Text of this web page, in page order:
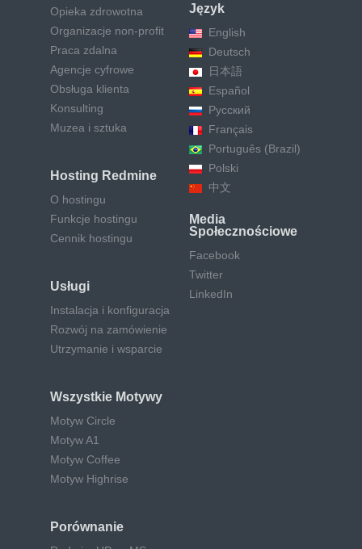
Opieka zdrowotna
Organizacje non-profit
Praca zdalna
Agencje cyfrowe
Obsługa klienta
Konsulting
Muzea i sztuka
Hosting Redmine
O hostingu
Funkcje hostingu
Cennik hostingu
Usługi
Instalacja i konfiguracja
Rozwój na zamówienie
Utrzymanie i wsparcie
Wszystkie Motywy
Motyw Circle
Motyw A1
Motyw Coffee
Motyw Highrise
Porównanie
Język
English
Deutsch
日本語
Español
Русский
Français
Português (Brazil)
Polski
中文
Media
Społecznościowe
Facebook
Twitter
LinkedIn